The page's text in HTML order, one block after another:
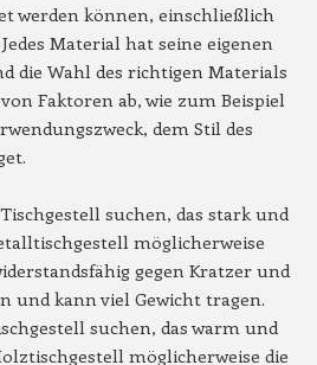
werden können, einschließlich
Material hat seine eigenen
die Wahl des richtigen Materials
Faktoren ab, wie zum Beispiel
dem Stil des
suchen, das stark und
möglicherweise
gegen Kratzer und
und kann viel Gewicht tragen.
suchen, das warm und
möglicherweise die